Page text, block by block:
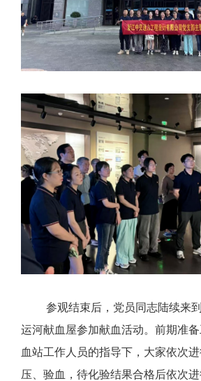
参观结束后，党员同志陆续来
运河献血屋参加献血活动。前期准
血站工作人员的指导下， 大家依次
压、验血，待化验结果合格后依次